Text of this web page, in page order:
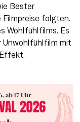
Bester
Filmpreise folgten.
Wohlfühlfilms. Es
Unwohlfühlfilm mit